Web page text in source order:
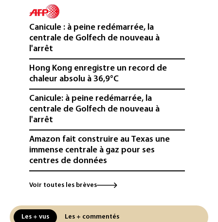
Canicule : à peine redémarrée, la
centrale de Golfech de nouveau à
l'arrêt
Hong Kong enregistre un record de
chaleur absolu à 36,9°C
Canicule: à peine redémarrée, la
centrale de Golfech de nouveau à
l'arrêt
Amazon fait construire au Texas une
immense centrale à gaz pour ses
centres de données
L'UE demande à Meta et TikTok de
renforcer la surveillance et la
Ceuta
Voir toutes les brèves
Les + vus Les + commentés